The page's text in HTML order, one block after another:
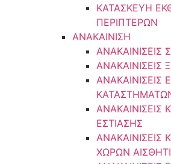
ΚΑΤΑΣΚΕΥΗ
ΠΕΡΙΠΤΕΡΩΝ
ΑΝΑΚΑΙΝΙΣΗ
ΑΝΑΚΑΙΝΙΣΕΙΣ
ΑΝΑΚΑΙΝΙΣΕΙΣ
ΑΝΑΚΑΙΝΙΣΕΙΣ
ΕΣΤΙΑΣΗΣ
ΧΩΡΩΝ